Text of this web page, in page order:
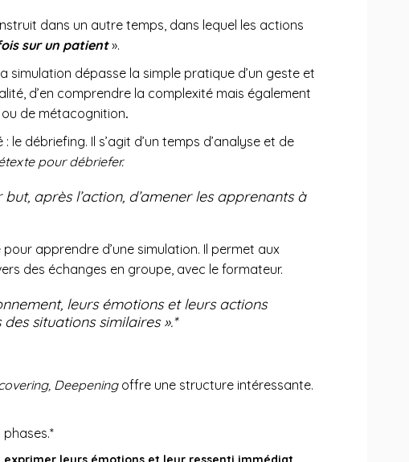
dans un autre temps, dans lequel les actions
sur un patient ».
simulation dépasse la simple pratique d’un geste et
d’en comprendre la complexité mais également
ou de métacognition.
débriefing. Il s’agit d’un temps d’analyse et de
pour débriefer.
après l’action, d’amener les apprenants à
apprendre d’une simulation. Il permet aux
des échanges en groupe, avec le formateur.
leurs émotions et leurs actions
situations similaires ».*
Deepeningoffre une structure intéressante.